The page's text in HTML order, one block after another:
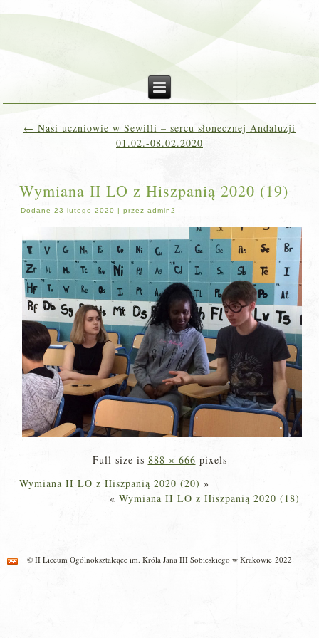
← Nasi uczniowie w Sewilli – sercu słonecznej Andaluzji
01.02.-08.02.2020
Wymiana II LO z Hiszpanią 2020 (19)
Dodane 23 lutego 2020 |przez admin2
Full size is 888 × 666 pixels
Wymiana II LO z Hiszpanią 2020 (20) »
« Wymiana II LO z Hiszpanią 2020 (18)
© II Liceum Ogólnokształcące im. Króla Jana III Sobieskiego w Krakowie 2022